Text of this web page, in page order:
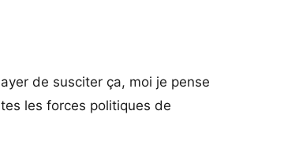
de susciter ça, moi je pense
les forces politiques de